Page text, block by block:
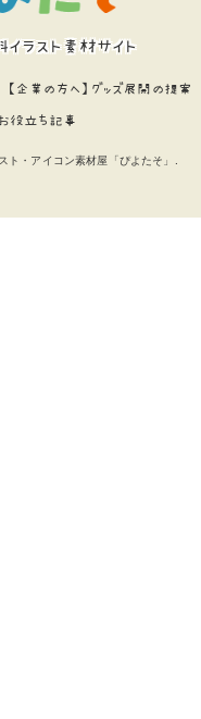
ラスト素材サイト
【企業の方へ】グッズ展開の提案
役立ち記事
・アイコン素材屋「ぴよたそ」.